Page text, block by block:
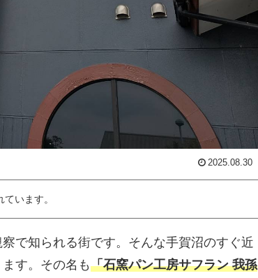
2025.08.30
います。
で知られる街です。そんな手賀沼のすぐ近
す。その名も「石窯パン工房サフラン 我孫